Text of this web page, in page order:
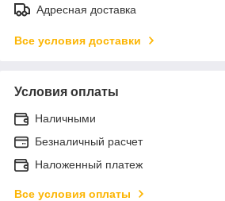
Адресная доставка
Все условия доставки
Условия оплаты
Наличными
Безналичный расчет
Наложенный платеж
Все условия оплаты